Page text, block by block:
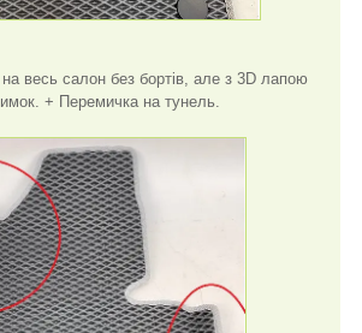
весь салон без бортів, але з 3D лапою
+ Перемичка на тунель.